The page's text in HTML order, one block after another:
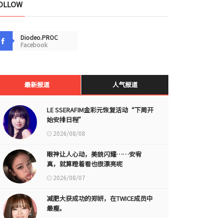
Diodeo.PROC
Facebook
最新报道 人气报道
LE SSERAFIM金彩元恢复活动“下周开
始安排日程”
2026/08/08
眼神让人心动，美貌闪耀……安宥
真，就算瞪着看也很漂亮呢
2026/08/07
减肥大获成功的郑妍，在TWICE成员中
最瘦。